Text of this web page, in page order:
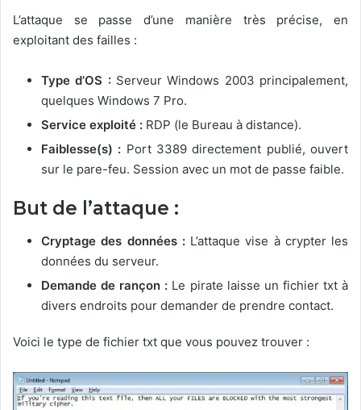
L’attaque se passe d’une manière très précise, en
exploitant des failles :
Type d’OS :Serveur Windows 2003 principalement,
quelques Windows 7 Pro.
Service exploité : RDP (le Bureau à distance).
Faiblesse(s) : Port 3389 directement publié, ouvert
sur le pare-feu. Session avec un mot de passe faible.
But de l’attaque :
Cryptage des données :L’attaque vise à crypter les
données du serveur.
Demande de rançon : Le pirate laisse un fichier txt à
divers endroits pour demander de prendre contact.
Voici le type de fichier txt que vous pouvez trouver :